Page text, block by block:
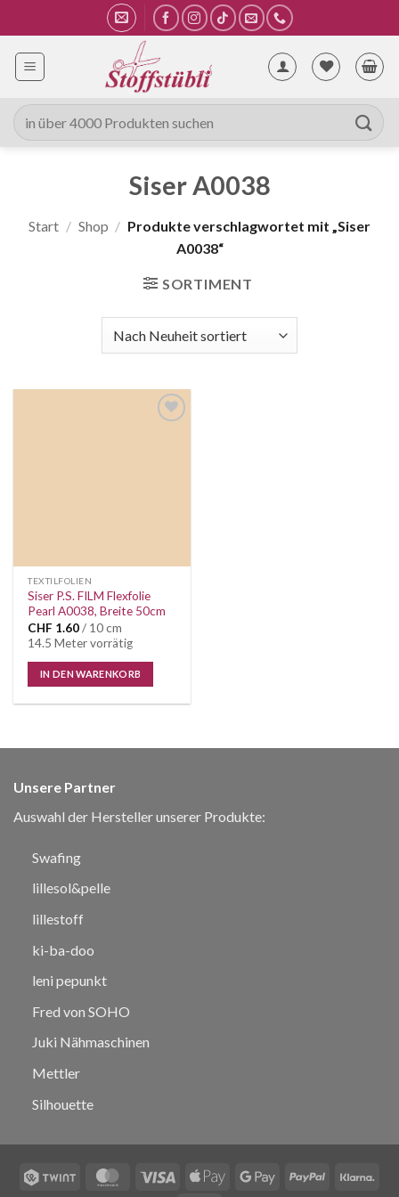
Inhalt
springen
Suche
nach:
Siser A0038
Start / Shop / Produkte verschlagwortet mit „Siser
A0038“
SORTIMENT
TEXTILFOLIEN
Siser P.S. FILM Flexfolie
Pearl A0038, Breite 50cm
CHF 1.60/ 10 cm
14.5 Meter vorrätig
IN DEN WARENKORB
Unsere Partner
Auswahl der Hersteller unserer Produkte:
Swafing
lillesol&pelle
lillestoff
ki-ba-doo
leni pepunkt
Fred von SOHO
Juki Nähmaschinen
Mettler
Silhouette
Twint MasterCard
Visa
Apple
Google PayPal